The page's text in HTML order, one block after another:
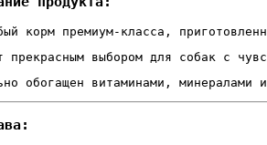
корм премиум-класса,
прекрасным выбором для собак с
обогащен витаминами,